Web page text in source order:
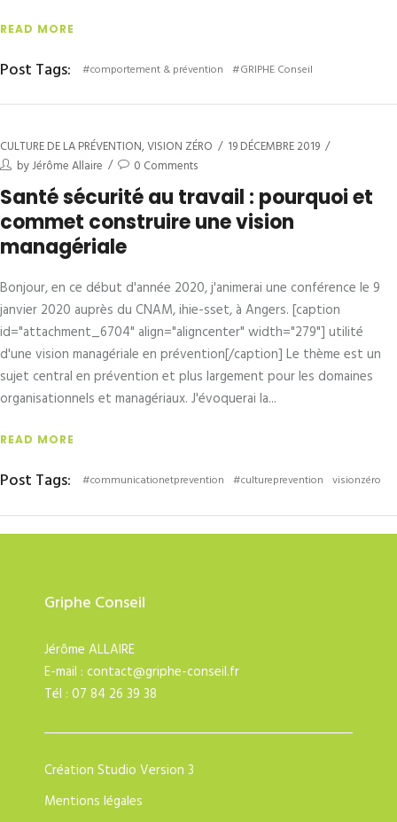
READ MORE
Post Tags: #comportement & prévention #GRIPHE Conseil
CULTURE DE LA PRÉVENTION,VISION ZÉRO
19 DÉCEMBRE 2019
byJérôme Allaire 0 Comments
Santé sécurité au travail : pourquoi et
commet construire une vision
managériale
Bonjour, en ce début d'année 2020, j'animerai une conférence le 9
janvier 2020 auprès du CNAM, ihie-sset, à Angers. [caption
id="attachment_6704" align="aligncenter" width="279"] utilité
d'une vision managériale en prévention[/caption] Le thème est un
sujet central en prévention et plus largement pour les domaines
organisationnels et managériaux. J'évoquerai la
READ MORE
Post Tags: #communicationetprevention #cultureprevention visionzéro
Griphe Conseil
Jérôme ALLAIRE
E-mail : contact@griphe-conseil.fr
Tél : 07 84 26 39 38
Création Studio Version 3
Mentions légales